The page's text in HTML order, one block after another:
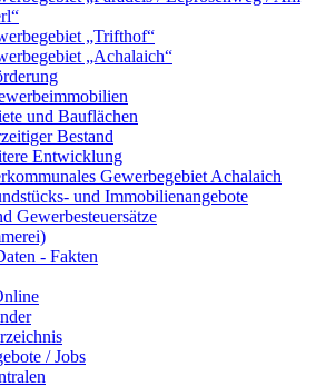
„Trifthof“
„Achalaich“
und Bauflächen
Bestand
Entwicklung
Gewerbegebiet Achalaich
und Immobilienangebote
Gewerbesteuersätze
- Fakten
/ Jobs